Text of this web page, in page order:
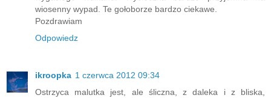
wiosenny wypad. Te gołoborze bardzo ciekawe.
Pozdrawiam
Odpowiedz
ikroopka 1 czerwca 2012 09:34
Ostrzyca malutka jest, ale śliczna, z daleka i z bliska,